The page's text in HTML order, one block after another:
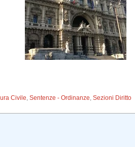
Civile,Sentenze - Ordinanze,Sezioni Diritto